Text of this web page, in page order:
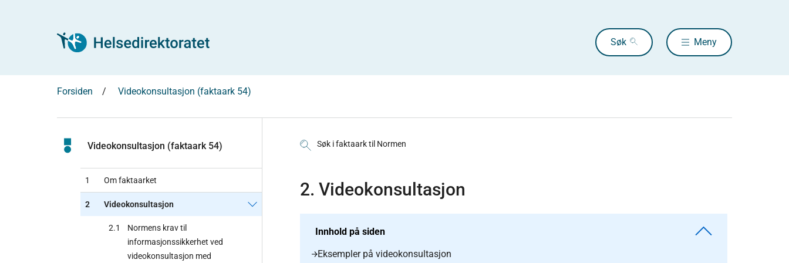
Søk Meny
Forsiden Videokonsultasjon (faktaark 54)
Videokonsultasjon (faktaark 54)
1 Om faktaarket
2 Videokonsultasjon
2.1
Normens krav til
informasjonssikkerhet ved
videokonsultasjon med
Søk i faktaark til Normen
2. Videokonsultasjon
Innhold på siden
Eksempler på videokonsultasjon